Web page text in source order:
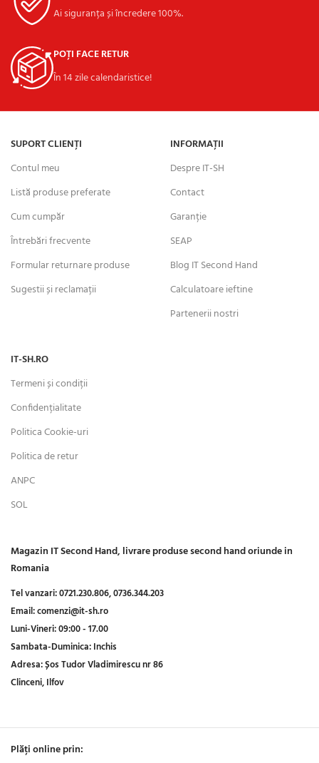
Ai siguranța și încredere 100%.
POȚI FACE RETUR
În 14 zile calendaristice!
SUPORT CLIENȚI
Contul meu
Listă produse preferate
Cum cumpăr
Întrebări frecvente
Formular returnare produse
Sugestii și reclamații
INFORMAȚII
Despre IT-SH
Contact
Garanție
SEAP
Blog IT Second Hand
Calculatoare ieftine
Partenerii nostri
IT-SH.RO
Termeni și condiții
Confidențialitate
Politica Cookie-uri
Politica de retur
ANPC
SOL
Magazin IT Second Hand, livrare produse second hand oriunde in
Romania
Tel vanzari:0721.230.806,0736.344.203
Email:comenzi@it-sh.ro
Luni-Vineri:09:00 - 17.00
Sambata-Duminica:Inchis
Adresa:Șos Tudor Vladimirescu nr 86
Clinceni, Ilfov
Plăți online prin: